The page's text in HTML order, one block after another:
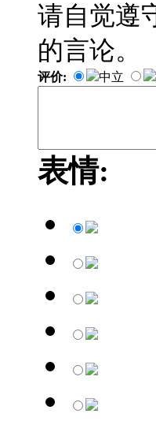
请自觉遵
的言论。
评价: 中立
表情: